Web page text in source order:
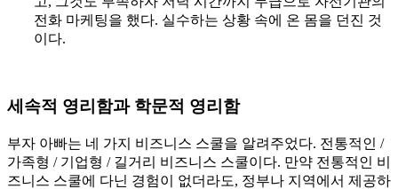
전화 마케팅을 했다. 실수하는 상황 속에 온 몸을 던진 것
이다.
세속적 영리함과 학문적 영리함
부자 아빠는 네 가지 비즈니스 스쿨을 알려주었다. 전통적인 /
가족형 / 기업형 / 길거리 비즈니스 스쿨이다. 만약 전통적인 비
즈니스 스쿨에 다닌 경험이 없더라도, 정부나 지역에서 제공하